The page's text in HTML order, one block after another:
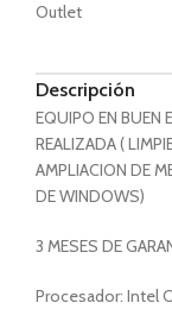
Outlet
Descripción
EQUIPO EN BUEN
REALIZADA (
AMPLIACION DE
DE WINDOWS)
3 MESES DE
Procesador: Intel